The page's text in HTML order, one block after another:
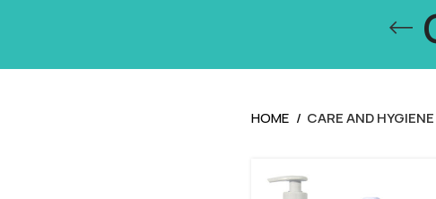
HOME CARE AND HYGIENE